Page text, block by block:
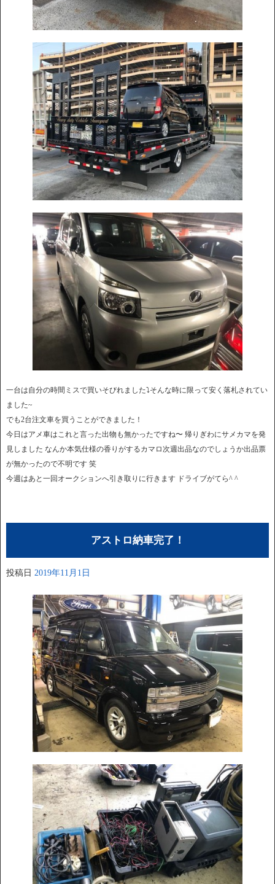
一台は自分の時間ミスで買いそびれました⤵︎そんな時に限って安く落札されてい
ました~
でも2台注文車を買うことができました！
今日はアメ車はこれと言った出物も無かったですね〜 帰りぎわにサメカマを発
見しました なんか本気仕様の香りがするカマロ次週出品なのでしょうか出品票
が無かったので不明です 笑
今週はあと一回オークションへ引き取りに行きます ドライブがてら^ ^
アストロ納車完了！
投稿日 2019年11月1日